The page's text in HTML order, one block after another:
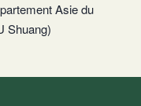
Asie du
Shuang)